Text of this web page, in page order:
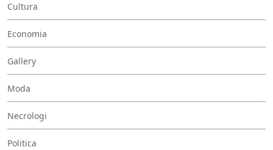
Cultura
Economia
Gallery
Moda
Necrologi
Politica